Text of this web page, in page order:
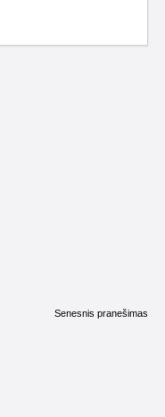
Senesnis pranešimas